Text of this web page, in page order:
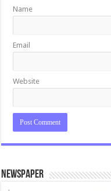
Name
Email
Website
Newspaper